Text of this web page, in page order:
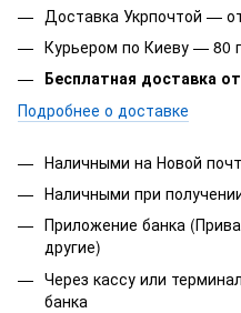
Доставка Укрпочтой —
Курьером по Киеву — 80
Бесплатная доставка
Подробнее о доставке
Наличными на Новой
Наличными при
Приложение банка
другие)
Через кассу или
банка